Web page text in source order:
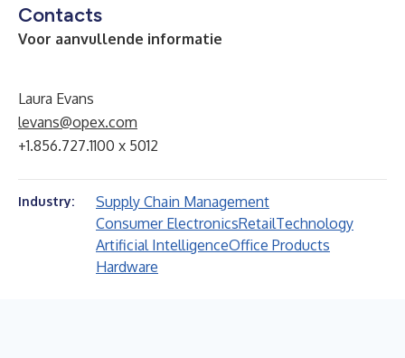
Contacts
Voor aanvullende informatie
Laura Evans
levans@opex.com
+1.856.727.1100 x 5012
Industry:
Supply Chain Management
Consumer ElectronicsRetailTechnology
Artificial IntelligenceOffice Products
Hardware